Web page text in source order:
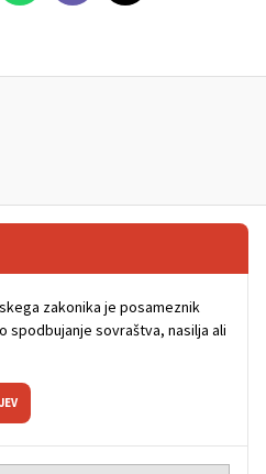
zakonika je posameznik
spodbujanje sovraštva, nasilja ali